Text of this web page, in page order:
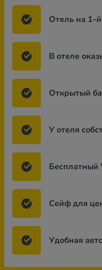
Отель на 1-
В отеле
Открытый
У отеля
Бесплатный
Сейф для
Удобная